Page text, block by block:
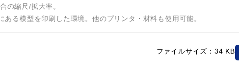
の縮尺/拡大率。
る模型を印刷した環境。他のプリンタ・材料も使用可能。
ファイルサイズ：34 KB